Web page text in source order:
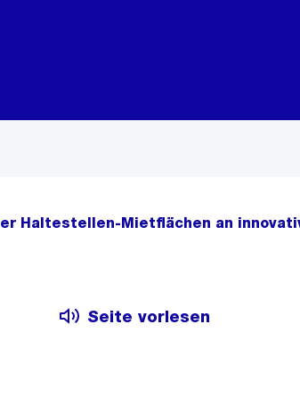
Haltestellen-Mietflächen an
Seite vorlesen